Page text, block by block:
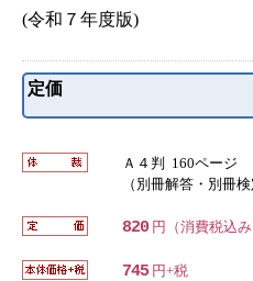
(令和７年度版)
定価
Ａ４判 160ページ
（別冊解答・別冊検
820 円（消費税込み
745円+税